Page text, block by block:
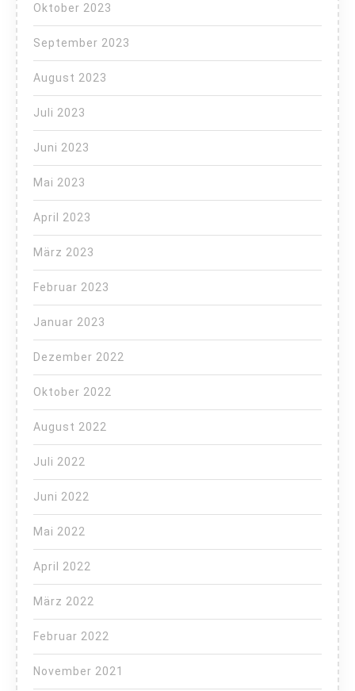
Oktober 2023
September 2023
August 2023
Juli 2023
Juni 2023
Mai 2023
April 2023
März 2023
Februar 2023
Januar 2023
Dezember 2022
Oktober 2022
August 2022
Juli 2022
Juni 2022
Mai 2022
April 2022
März 2022
Februar 2022
November 2021